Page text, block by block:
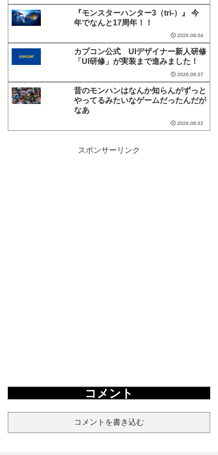
『モンスターハンター3（tri-）』 今
年でなんと17周年！！
2026.08.04
カプコン公式 UIデザイナー新人研修
「UI研修」が実装まで進みました！
2026.08.07
昔のモンハンはなんか知らんがずっと
やってるみたいなゲームだったんだが
なあ
2026.08.02
スポンサーリンク
コメント
コメントを書き込む